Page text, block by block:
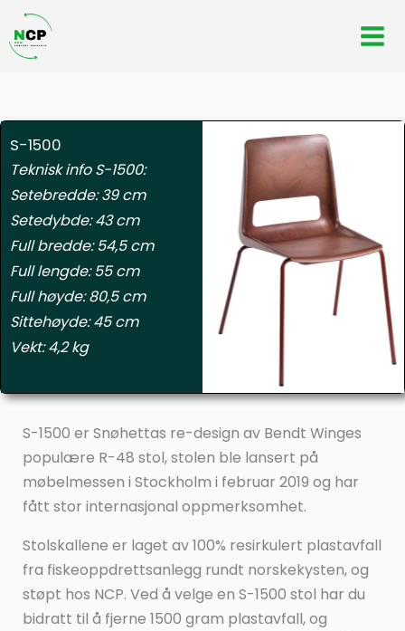
Hopp
rett
S-1500
Teknisk info S-1500:
Setebredde: 39 cm
Setedybde: 43 cm
Full bredde: 54,5 cm
Full lengde: 55 cm
Full høyde: 80,5 cm
Sittehøyde: 45 cm
Vekt: 4,2 kg
S-1500 er Snøhettas re-design av Bendt Winges
populære R-48 stol, stolen ble lansert på
møbelmessen i Stockholm i februar 2019 og har
fått stor internasjonal oppmerksomhet.
Stolskallene er laget av 100% resirkulert plastavfall
fra fiskeoppdrettsanlegg rundt norskekysten, og
støpt hos NCP. Ved å velge en S-1500 stol har du
bidratt til å fjerne 1500 gram plastavfall, og